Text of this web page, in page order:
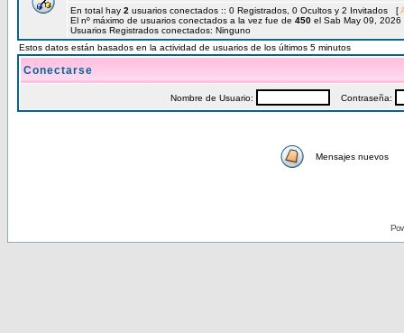
En total hay 2 usuarios conectados :: 0 Registrados, 0 Ocultos y 2 Invitados [
El nº máximo de usuarios conectados a la vez fue de 450 el Sab May 09, 2026
Usuarios Registrados conectados: Ninguno
Estos datos están basados en la actividad de usuarios de los últimos 5 minutos
Conectarse
Nombre de Usuario: Contraseña:
Mensajes nuevos